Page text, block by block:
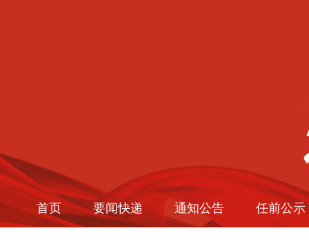
首页 要闻快递 通知公告 任前公示